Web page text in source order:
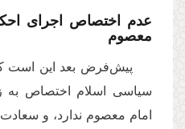
عدم اختصاص اجرای
معصوم
پیش‌فرض بعد این است
سیاسی اسلام اختصاص
امام معصوم ندارد، و